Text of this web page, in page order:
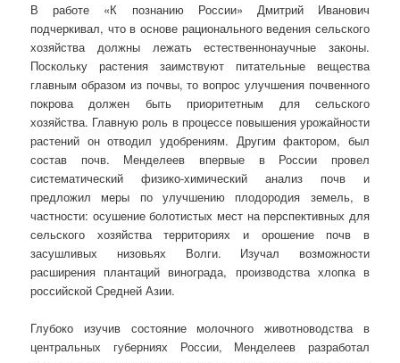
В работе «К познанию России» Дмитрий Иванович
подчеркивал, что в основе рационального ведения сельского
хозяйства должны лежать естественнонаучные законы.
Поскольку растения заимствуют питательные вещества
главным образом из почвы, то вопрос улучшения почвенного
покрова должен быть приоритетным для сельского
хозяйства. Главную роль в процессе повышения урожайности
растений он отводил удобрениям. Другим фактором, был
состав почв. Менделеев впервые в России провел
систематический физико-химический анализ почв и
предложил меры по улучшению плодородия земель, в
частности: осушение болотистых мест на перспективных для
сельского хозяйства территориях и орошение почв в
засушливых низовьях Волги. Изучал возможности
расширения плантаций винограда, производства хлопка в
российской Средней Азии.
Глубоко изучив состояние молочного животноводства в
центральных губерниях России, Менделеев разработал